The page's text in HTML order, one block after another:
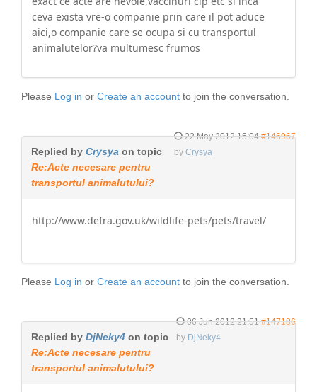
ceva exista vre-o companie prin care il pot aduce
aici,o companie care se ocupa si cu transportul
animalutelor?va multumesc frumos
Please Log in or Create an account to join the conversation.
22 May 2012 15:04 #146967
by Crysya
Replied by Crysya on topic
Re:Acte necesare pentru
transportul animalutului?
http://www.defra.gov.uk/wildlife-pets/pets/travel/
Please Log in or Create an account to join the conversation.
06 Jun 2012 21:51 #147186
by DjNeky4
Replied by DjNeky4 on topic
Re:Acte necesare pentru
transportul animalutului?